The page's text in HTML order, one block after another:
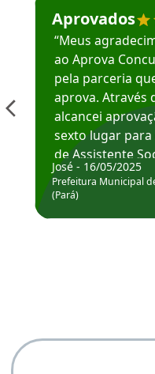
Aprovados
“Meus
ao Aprova
pela parceria
aprova. Através
alcancei
sexto lugar
de Assistente
Hoje estou
Prefeitura de
José - 16/05/2025
Prefeitura Municipal
(Pará)